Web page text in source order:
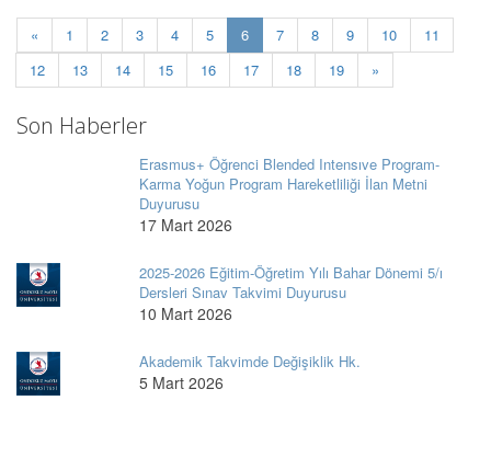
« 1 2 3 4 5 6(current)
7 8 9 10
11
12
13 14 15 16 17 18 19 »
Son Haberler
Erasmus+ Öğrenci Blended Intensıve Program-
Karma Yoğun Program Hareketliliği İlan Metni
Duyurusu
17 Mart 2026
2025-2026 Eğitim-Öğretim Yılı Bahar Dönemi 5/ı
Dersleri Sınav Takvimi Duyurusu
10 Mart 2026
Akademik Takvimde Değişiklik Hk.
5 Mart 2026